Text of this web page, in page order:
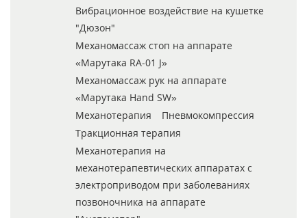
Вибрационное воздействие на кушетке
"Дюзон"
Механомассаж стоп на аппарате
«Марутака RA-01 J»
Механомассаж рук на аппарате
«Марутака Hand SW»
Механотерапия
Пневмокомпрессия
Тракционная терапия
Механотерапия на
механотерапевтических аппаратах с
электроприводом при заболеваниях
позвоночника на аппарате